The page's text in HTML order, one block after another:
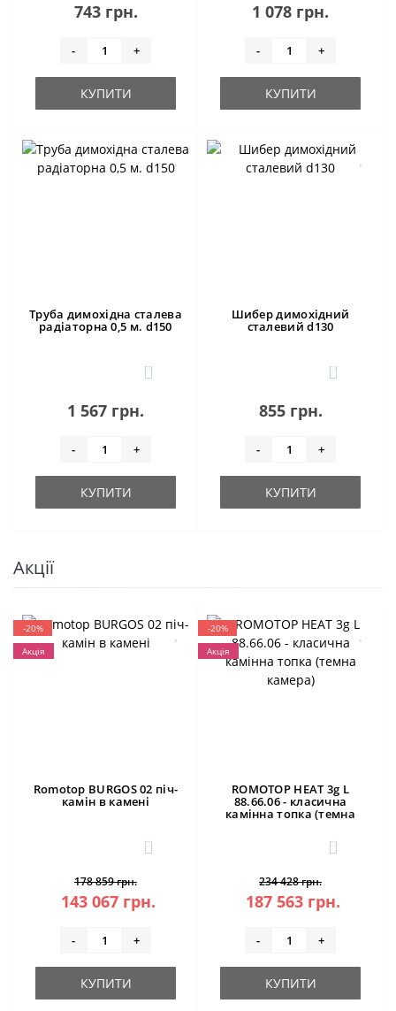
743 грн.
- +
КУПИТИ
1 078 грн.
- +
КУПИТИ
Труба димохідна сталева
радіаторна 0,5 м. d150
0
1 567 грн.
- +
КУПИТИ
Шибер димохідний
сталевий d130
0
855 грн.
- +
КУПИТИ
Акції
-20%
Акція
Romotop BURGOS 02 піч-
камін в камені
3
178 859 грн.
143 067 грн.
- +
КУПИТИ
-20%
Акція
ROMOTOP HEAT 3g L
88.66.06 - класична
камінна топка (темна
0
234 428 грн.
187 563 грн.
- +
КУПИТИ